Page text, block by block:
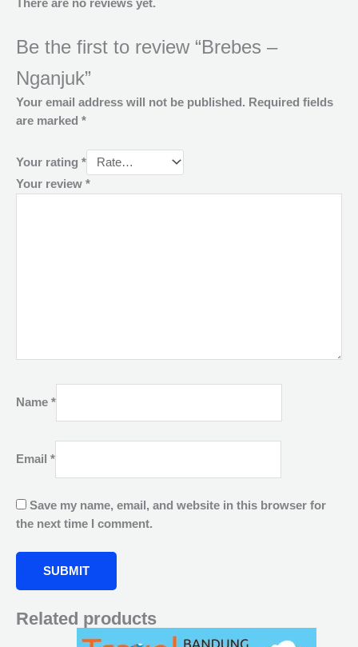
There are no reviews yet.
Be the first to review “Brebes –
Nganjuk”
Your email address will not be published. Required fields
are marked *
Your rating *
Your review *
Name *
Email *
Save my name, email, and website in this browser for
the next time I comment.
Related products